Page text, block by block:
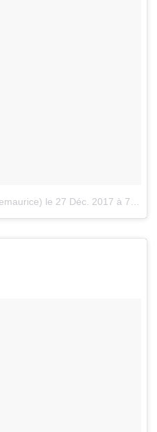
le 27 Déc. 2017 à 7 :31 PST